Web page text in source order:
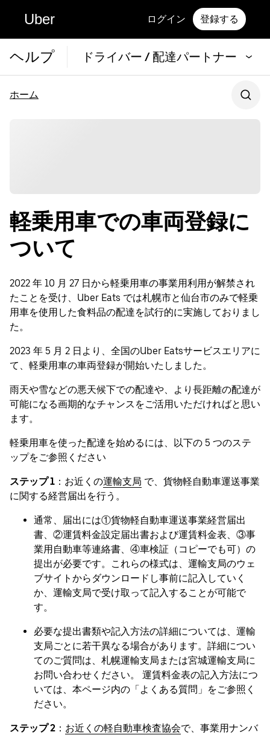
Uber ログイン 登録する
ヘルプ ドライバー / 配達パートナー
ホーム
軽乗用車での車両登録に
ついて
2022 年 10 月 27 日から軽乗用車の事業用利用が解禁され
たことを受け、Uber Eats では札幌市と仙台市のみで軽乗
用車を使用した食料品の配達を試行的に実施しておりまし
た。
2023 年 5 月 2 日より、全国のUber Eatsサービスエリアに
て、軽乗用車の車両登録が開始いたしました。
雨天や雪などの悪天候下での配達や、より長距離の配達が
可能になる画期的なチャンスをご活用いただければと思い
ます。
軽乗用車を使った配達を始めるには、以下の 5 つのステ
ップをご参照ください
ステップ 1 ：お近くの運輸支局 で、貨物軽自動車運送事業
に関する経営届出を行う。
通常、届出には①貨物軽自動車運送事業経営届出
書、②運賃料金設定届出書および運賃料金表、③事
業用自動車等連絡書、④車検証（コピーでも可）の
提出が必要です。これらの様式は、運輸支局のウェ
ブサイトからダウンロードし事前に記入していく
か、運輸支局で受け取って記入することが可能で
す。
必要な提出書類や記入方法の詳細については、運輸
支局ごとに若干異なる場合があります。詳細につい
てのご質問は、札幌運輸支局または宮城運輸支局に
お問い合わせください。 運賃料金表の記入方法につ
いては、本ページ内の「よくある質問」をご参照く
ださい。
ステップ 2 ： お近くの軽自動車検査協会で、事業用ナンバ